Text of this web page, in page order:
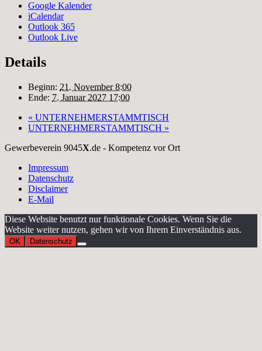
Google Kalender
iCalendar
Outlook 365
Outlook Live
Details
Beginn: 21. November 8:00
Ende: 7. Januar 2027 17:00
« UNTERNEHMERSTAMMTISCH
UNTERNEHMERSTAMMTISCH »
Gewerbeverein 9045X.de - Kompetenz vor Ort
Impressum
Datenschutz
Disclaimer
E-Mail
Diese Website benutzt nur funktionale Cookies. Wenn Sie die
Website weiter nutzen, gehen wir von Ihrem Einverständnis aus.
OK Datenschutz